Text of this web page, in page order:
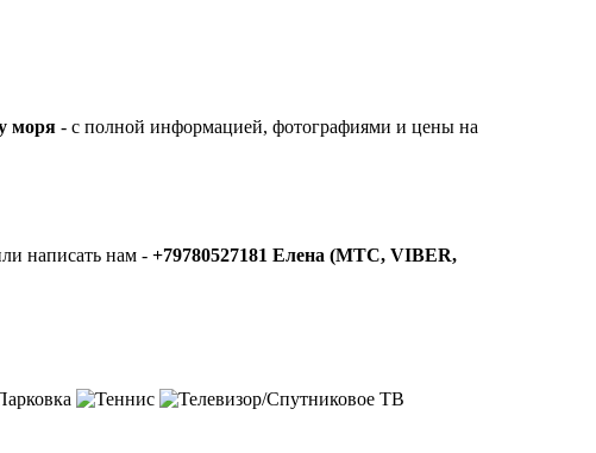
моря - с полной информацией, фотографиями и цены на
написать нам - +79780527181 Елена (МТС, VIBER,